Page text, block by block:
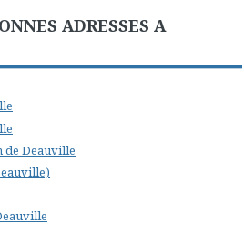
ADRESSES A
de Deauville